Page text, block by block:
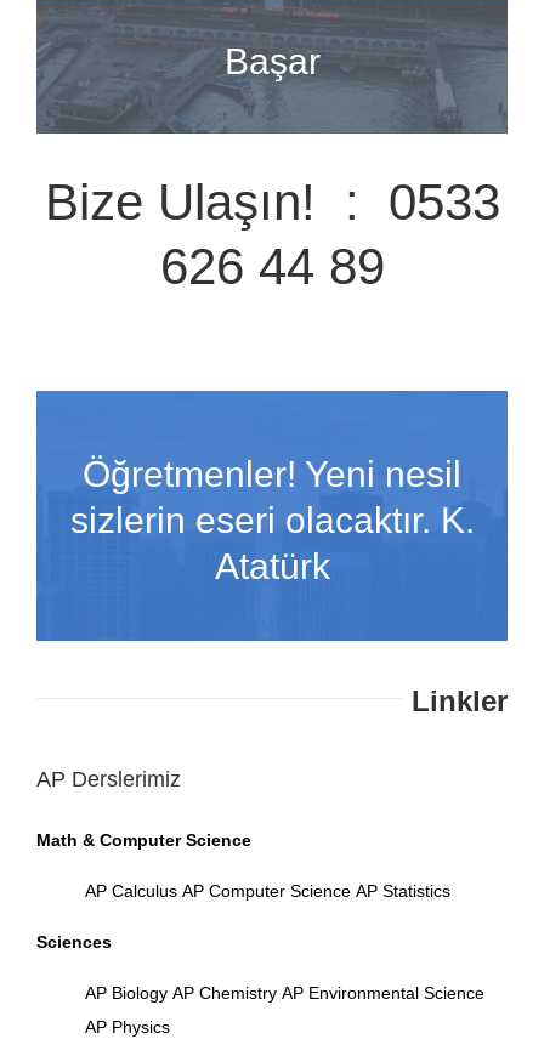
Başar
Bize Ulaşın! : 0533
626 44 89
Öğretmenler! Yeni nesil
sizlerin eseri olacaktır. K.
Atatürk
Linkler
AP Derslerimiz
Math & Computer Science
AP Calculus AP Computer Science AP Statistics
Sciences
AP Biology AP Chemistry AP Environmental Science
AP Physics